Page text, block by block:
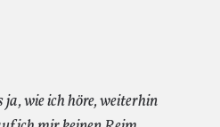
wie ich höre, weiterhin